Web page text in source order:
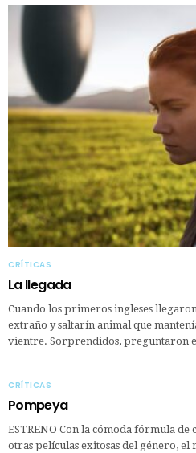
CRÍTICAS
La llegada
Cuando los primeros ingleses
extraño y saltarín animal que
vientre. Sorprendidos, preguntaron
CRÍTICAS
Pompeya
ESTRENO Con la cómoda fórmula
otras películas exitosas del género, el